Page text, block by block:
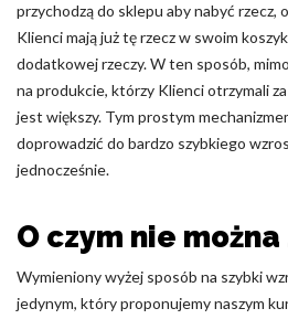
przychodzą do sklepu aby nabyć rzecz,
Klienci mają już tę rzecz w swoim
dodatkowej rzeczy. W ten sposób,
na produkcie, którzy Klienci otrzymali
jest większy. Tym prostym
doprowadzić do bardzo szybkiego
jednocześnie.
O czym nie
Wymieniony wyżej sposób na szybki
jedynym, który proponujemy naszym